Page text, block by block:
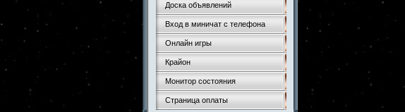
Доска объявлений
Вход в миничат с телефона
Онлайн игры
Крайон
Монитор состояния
Страница оплаты